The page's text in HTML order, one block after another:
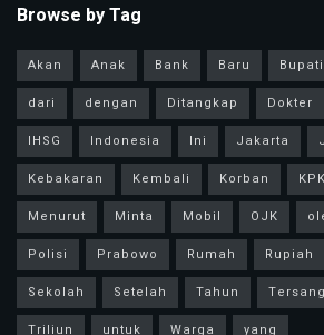
Browse by Tag
Akan Anak Bank Baru Bupati
dari
dengan Ditangkap Dokter
IHSG
Indonesia Ini Jakarta
Kebakaran
Kembali Korban KPK
Menurut
Minta Mobil OJK
Polisi
Prabowo Rumah Rupiah
Sekolah
Setelah Tahun
Triliun
untuk Warga yang